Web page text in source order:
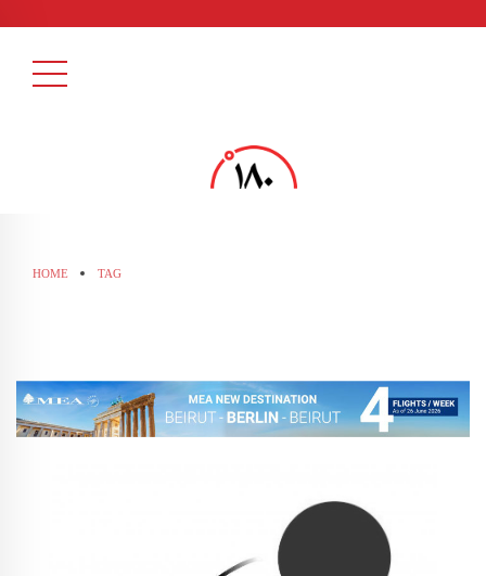
HOME TAG